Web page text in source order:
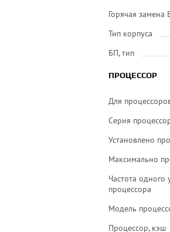
Горячая замена
Тип корпуса
БП, тип
ПРОЦЕССОР
Для
Серия
Установлено
Максимально
Частота одного
процессора
Модель
Процессор, кэш